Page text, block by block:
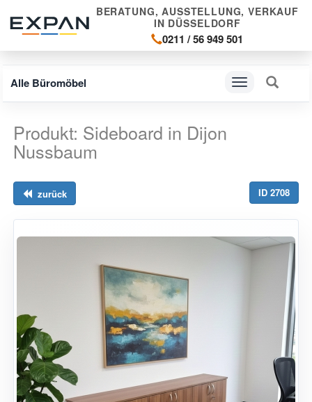
BERATUNG, AUSSTELLUNG, VERKAUF
IN DÜSSELDORF
0211 / 56 949 501
Alle Büromöbel
Navigation
Produkt: Sideboard in Dijon
Nussbaum
zurück ID 2708